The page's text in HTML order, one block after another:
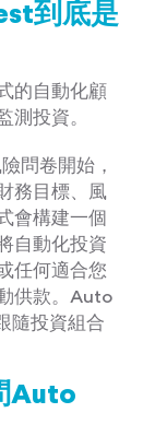
到底是
的自動化顧
測投資。
問卷開始，
務目標、風
會構建一個
自動化投資
任何適合您
供款。Auto
隨投資組合
Auto